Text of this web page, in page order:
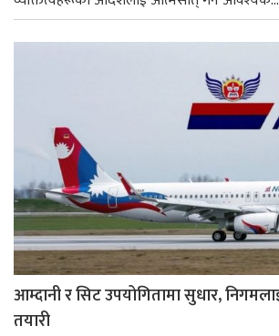
आम्दानी र सिट उपयोगितामा सुधार,
तयारी